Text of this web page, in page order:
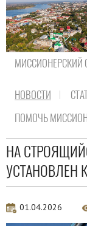
МИССИОНЕРСКИЙ
НОВОСТИ
ПОМОЧЬ
Новости епархии
НА
УСТАНОВЛЕН
01.04.2026